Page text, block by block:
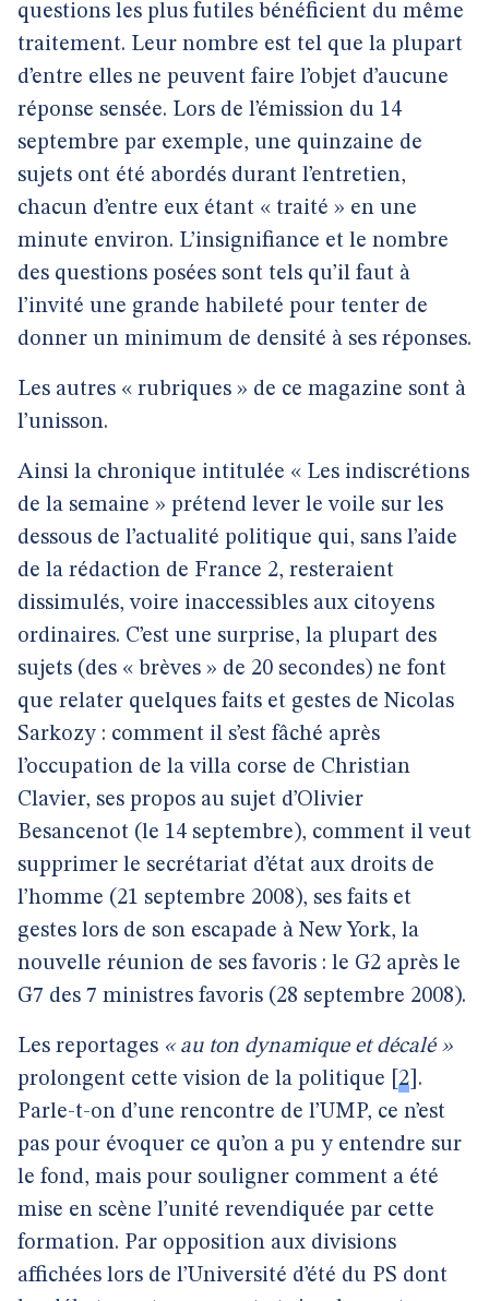
questions les plus futiles bénéficient du même
traitement. Leur nombre est tel que la plupart
d’entre elles ne peuvent faire l’objet d’aucune
réponse sensée. Lors de l’émission du 14
septembre par exemple, une quinzaine de
sujets ont été abordés durant l’entretien,
chacun d’entre eux étant « traité » en une
minute environ. L’insignifiance et le nombre
des questions posées sont tels qu’il faut à
l’invité une grande habileté pour tenter de
donner un minimum de densité à ses réponses.
Les autres « rubriques » de ce magazine sont à
l’unisson.
Ainsi la chronique intitulée « Les indiscrétions
de la semaine » prétend lever le voile sur les
dessous de l’actualité politique qui, sans l’aide
de la rédaction de France 2, resteraient
dissimulés, voire inaccessibles aux citoyens
ordinaires. C’est une surprise, la plupart des
sujets (des « brèves » de 20 secondes) ne font
que relater quelques faits et gestes de Nicolas
Sarkozy : comment il s’est fâché après
l’occupation de la villa corse de Christian
Clavier, ses propos au sujet d’Olivier
Besancenot (le 14 septembre), comment il veut
supprimer le secrétariat d’état aux droits de
l’homme (21 septembre 2008), ses faits et
gestes lors de son escapade à New York, la
nouvelle réunion de ses favoris : le G2 après le
G7 des 7 ministres favoris (28 septembre 2008).
Les reportages « au ton dynamique et décalé »
prolongent cette vision de la politique
2 .
Parle-t-on d’une rencontre de l’UMP, ce n’est
pas pour évoquer ce qu’on a pu y entendre sur
le fond, mais pour souligner comment a été
mise en scène l’unité revendiquée par cette
formation. Par opposition aux divisions
affichées lors de l’Université d’été du PS dont